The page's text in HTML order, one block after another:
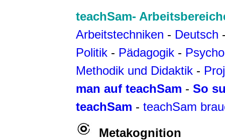
teachSam-
Arbeitstechniken - Deutsch
Politik - Pädagogik -
Methodik und Didaktik -
man auf teachSam - So
teachSam - teachSam
Metakognition